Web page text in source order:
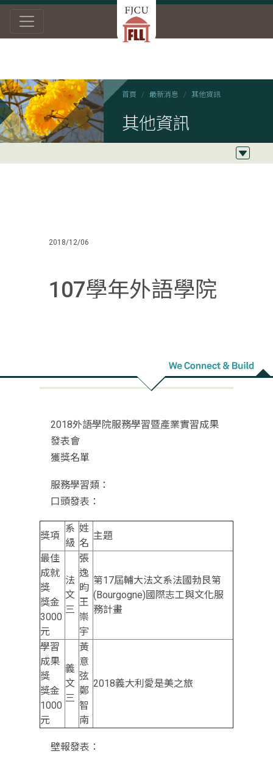
首頁 最新消息 其他資訊
其他資訊
2018/12/06
107學年外語學院
2018外語學院服務學習暨產業實習成果
發表會
獲獎名單
服務學習類：
口頭發表：
獎項
系
級
姓
名
主題
最佳
成就
獎
獎金
3000
元
法
文
三
張
逸
昀
王
崇
宇
第17屆輔大法文系法國勃艮第
(Bourgogne)國際志工與文化服
務計畫
學習
成果
獎
獎金
1000
元
義
文
三
黃
意
弦
鄭
智
南
2018義大利愛是美之旅
壁報發表：